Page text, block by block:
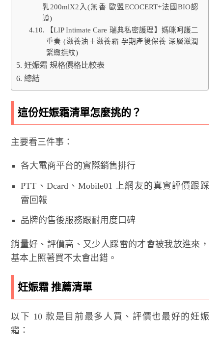
乳200mlX2入(無香 歐盟ECOCERT+法國BIO認
證)
【LIP Intimate Care 瑞典私密護理】媽咪呵護二
重奏 (滋養油＋滋養霜 孕期產後保養 深層滋潤
緊緻撫紋)
妊娠霜 規格價格比較表
總結
這份妊娠霜清單怎麼挑的？
主要看三件事：
各大電商平台的實際銷售排行
PTT、Dcard、Mobile01 上網友的真實評價跟踩
雷回報
品牌的售後服務跟耐用度口碑
銷量好、評價高、又少人踩雷的才會被我放進來，
基本上照著買不太會出錯。
妊娠霜 推薦清單
以下 10 款是目前最多人買、評價也最好的妊娠
霜：